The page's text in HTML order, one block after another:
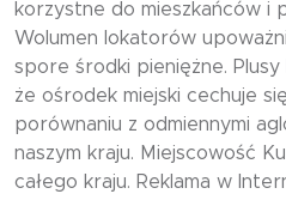
korzystne do mieszkańców i
Wolumen lokatorów
spore środki pieniężne.
że ośrodek miejski cechuje
porównaniu z odmiennymi
naszym kraju. Miejscowość
całego kraju. Reklama w